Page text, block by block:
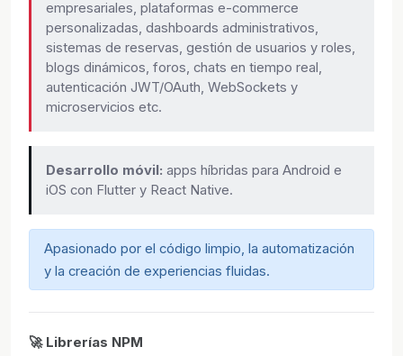
empresariales, plataformas e-commerce
personalizadas, dashboards administrativos,
sistemas de reservas, gestión de usuarios y roles,
blogs dinámicos, foros, chats en tiempo real,
autenticación JWT/OAuth, WebSockets y
microservicios etc.
Desarrollo móvil: apps híbridas para Android e
iOS con Flutter y React Native.
Apasionado por el código limpio, la automatización
y la creación de experiencias fluidas.
🚀 Librerías NPM